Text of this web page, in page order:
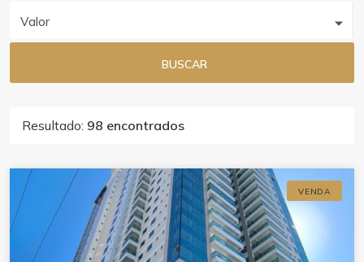
Valor
BUSCAR
Resultado: 98 encontrados
VENDA